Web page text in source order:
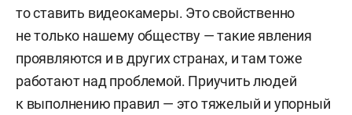
то ставить видеокамеры. Это свойственно
не только нашему обществу — такие явления
проявляются и в других странах, и там тоже
работают над проблемой. Приучить людей
к выполнению правил — это тяжелый и упорный